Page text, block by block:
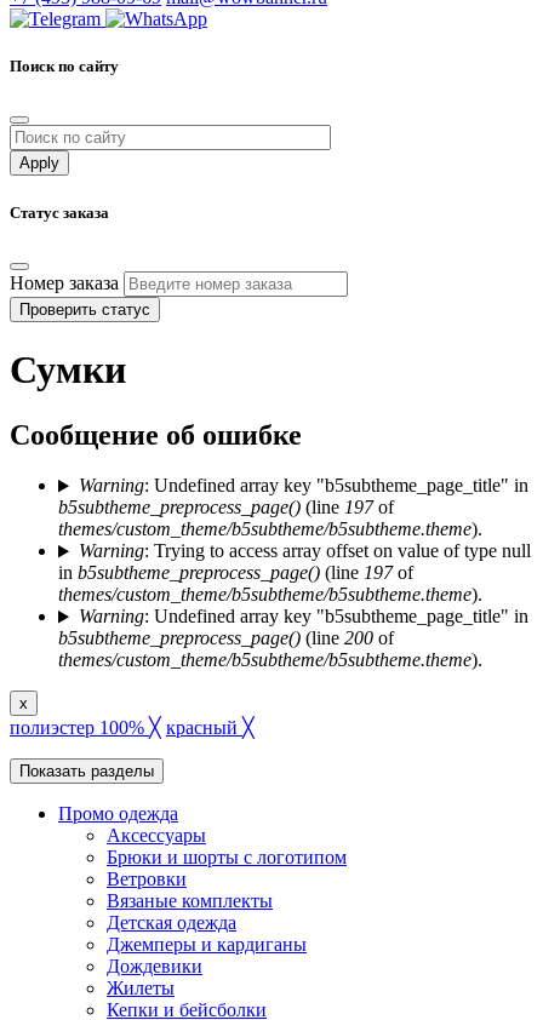
Поиск по сайту
Статус заказа
Номер заказа
Проверить статус
Сумки
Сообщение об ошибке
Warning: Undefined array key "b5subtheme_page_title" in
b5subtheme_preprocess_page() (line 197of
themes/custom_theme/b5subtheme/b5subtheme.theme).
Warning: Trying to access array offset on value of type null
in b5subtheme_preprocess_page() (line 197of
themes/custom_theme/b5subtheme/b5subtheme.theme).
Warning: Undefined array key "b5subtheme_page_title" in
b5subtheme_preprocess_page() (line 200 of
themes/custom_theme/b5subtheme/b5subtheme.theme).
x
полиэстер 100% ╳ красный ╳
Показать разделы
Промо одежда
Аксессуары
Брюки и шорты с логотипом
Ветровки
Вязаные комплекты
Детская одежда
Джемперы и кардиганы
Дождевики
Жилеты
Кепки и бейсболки